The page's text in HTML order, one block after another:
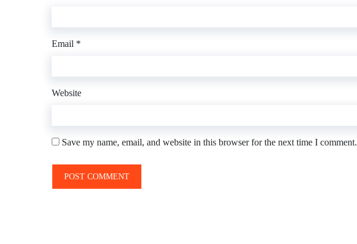
Email *
Website
Save my name, email, and website in this browser for the next time I comment.